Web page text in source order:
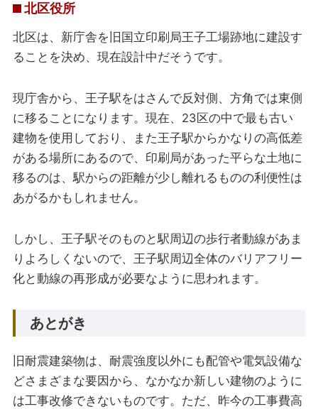
北区役所
北区は、新庁舎を旧国立印刷局王子工場跡地に建設す
ることを決め、現在設計中だそうです。
現庁舎から、王子駅をはさんで反対側、方角では東側
に移ることになります。現在、23区の中で最も古い
建物を使用しており、また王子駅からかなりの高低差
がある場所にあるので、印刷局があった平らな土地に
移るのは、駅からの距離が少し離れるものの利便性は
あがるかもしれません。
しかし、王子駅そのものと駅周辺の歩行者動線があま
りよろしくないので、王子駅周辺全体のバリアフリー
化と動線の再形成が必要なように思われます。
あとがき
旧耐震建築物は、耐震強度以外にも配管や電気設備な
どさまざまな要因から、なかなか新しい建物のように
は工事改修できないものです。ただ、昨今の工事費高